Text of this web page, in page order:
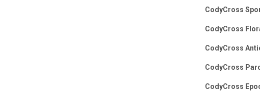
CodyCross
CodyCross
CodyCross
CodyCross
CodyCross